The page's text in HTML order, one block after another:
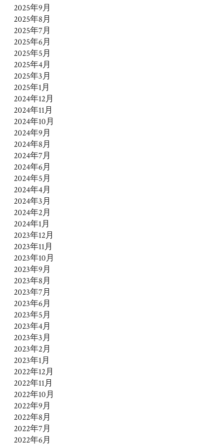
2025年9月
2025年8月
2025年7月
2025年6月
2025年5月
2025年4月
2025年3月
2025年1月
2024年12月
2024年11月
2024年10月
2024年9月
2024年8月
2024年7月
2024年6月
2024年5月
2024年4月
2024年3月
2024年2月
2024年1月
2023年12月
2023年11月
2023年10月
2023年9月
2023年8月
2023年7月
2023年6月
2023年5月
2023年4月
2023年3月
2023年2月
2023年1月
2022年12月
2022年11月
2022年10月
2022年9月
2022年8月
2022年7月
2022年6月